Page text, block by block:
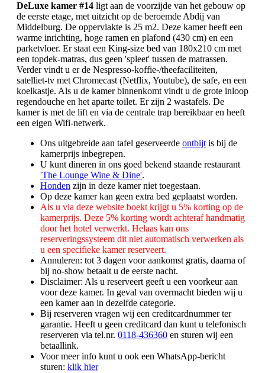
DeLuxe kamer #14 ligt aan de voorzijde van het gebouw op
de eerste etage, met uitzicht op de beroemde Abdij van
Middelburg. De oppervlakte is 25 m2. Deze kamer heeft een
warme inrichting, hoge ramen en plafond (430 cm) en een
parketvloer. Er staat een King-size bed van 180x210 cm met
een topdek-matras, dus geen 'spleet' tussen de matrassen.
Verder vindt u er de Nespresso-koffie-/theefaciliteiten,
satelliet-tv met Chromecast (Netflix, Youtube), de safe, en een
koelkastje. Als u de kamer binnenkomt vindt u de grote inloop
regendouche en het aparte toilet. Er zijn 2 wastafels. De
kamer is met de lift en via de centrale trap bereikbaar en heeft
een eigen Wifi-netwerk.
Ons uitgebreide aan tafel geserveerde ontbijt is bij de
kamerprijs inbegrepen.
U kunt dineren in ons goed bekend staande restaurant
'The Lounge Wine & Dine'.
Honden zijn in deze kamer niet toegestaan.
Op deze kamer kan geen extra bed geplaatst worden.
Als u via deze website boekt krijgt u 5% korting op de
kamerprijs. Deze 5% korting wordt achteraf handmatig
door het hotel verwerkt. Helaas kan ons
reserveringssysteem dit niet automatisch verwerken als
u een specifieke kamer reserveert.
Annuleren: tot 3 dagen voor aankomst gratis, daarna of
bij no-show betaalt u de eerste nacht.
Disclaimer: Als u reserveert geeft u een voorkeur aan
voor deze kamer. In geval van overmacht bieden wij u
een kamer aan in dezelfde categorie.
Bij reserveren vragen wij een creditcardnummer ter
garantie. Heeft u geen creditcard dan kunt u telefonisch
reserveren via tel.nr. 0118-436360 en sturen wij een
betaallink.
Voor meer info kunt u ook een WhatsApp-bericht
sturen: klik hier